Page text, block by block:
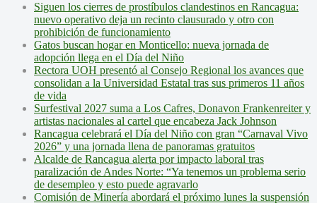
Siguen los cierres de prostíbulos clandestinos en Rancagua:
nuevo operativo deja un recinto clausurado y otro con
prohibición de funcionamiento
Gatos buscan hogar en Monticello: nueva jornada de
adopción llega en el Día del Niño
Rectora UOH presentó al Consejo Regional los avances que
consolidan a la Universidad Estatal tras sus primeros 11 años
de vida
Surfestival 2027 suma a Los Cafres, Donavon Frankenreiter y
artistas nacionales al cartel que encabeza Jack Johnson
Rancagua celebrará el Día del Niño con gran “Carnaval Vivo
2026” y una jornada llena de panoramas gratuitos
Alcalde de Rancagua alerta por impacto laboral tras
paralización de Andes Norte: “Ya tenemos un problema serio
de desempleo y esto puede agravarlo
Comisión de Minería abordará el próximo lunes la suspensión